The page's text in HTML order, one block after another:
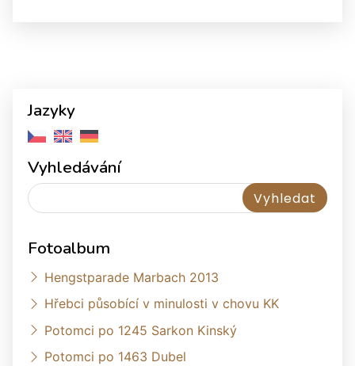
Jazyky
Vyhledávání
Fotoalbum
Hengstparade Marbach 2013
Hřebci působící v minulosti v chovu KK
Potomci po 1245 Sarkon Kinský
Potomci po 1463 Dubel